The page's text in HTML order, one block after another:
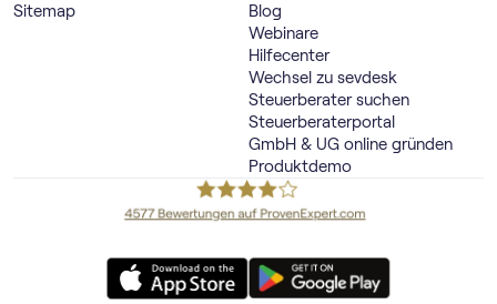
Sitemap
Blog
Webinare
Hilfecenter
Wechsel zu sevdesk
Steuerberater suchen
Steuerberaterportal
GmbH & UG online gründen
Produktdemo